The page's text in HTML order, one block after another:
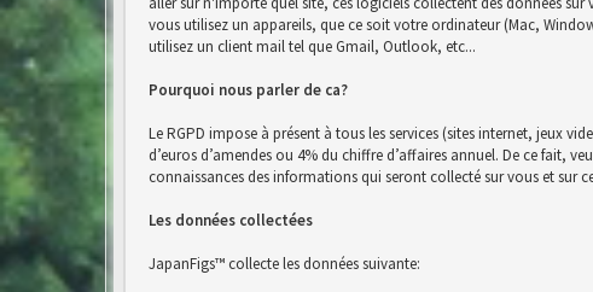
vous utilisez un appareils, que ce soit votre ordinateur (Mac,
utilisez un client mail tel que Gmail, Outlook, etc...
Pourquoi nous parler de ca?
Le RGPD impose à présent à tous les services (sites internet, jeux
d’euros d’amendes ou 4% du chiffre d’affaires annuel. De ce fait,
connaissances des informations qui seront collecté sur vous et sur
Les données collectées
JapanFigs™ collecte les données suivante: